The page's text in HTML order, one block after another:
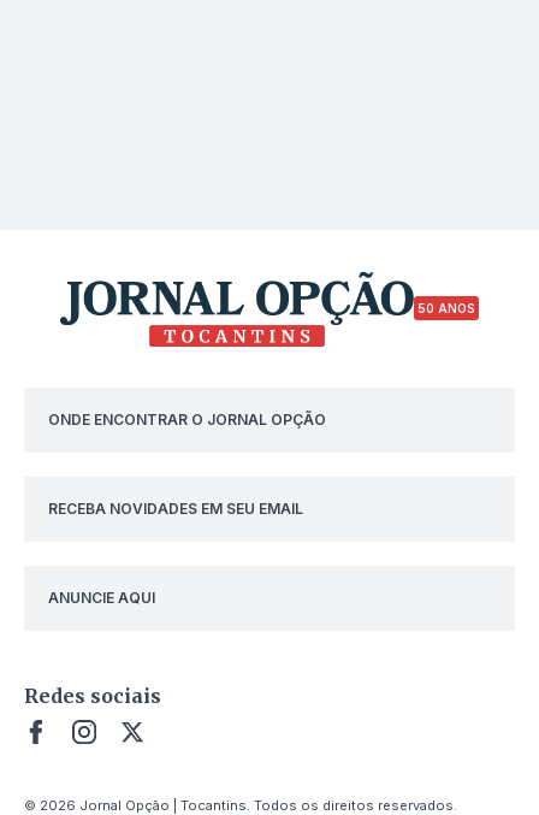
50 ANOS
ONDE ENCONTRAR O JORNAL OPÇÃO
RECEBA NOVIDADES EM SEU EMAIL
ANUNCIE AQUI
Redes sociais
© 2026 Jornal Opção | Tocantins. Todos os direitos reservados.